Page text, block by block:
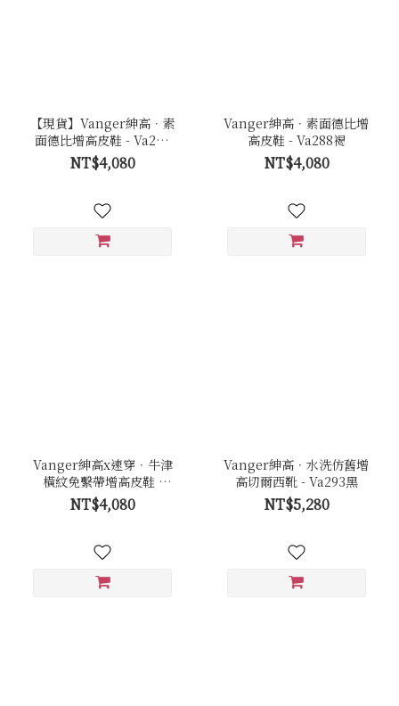
【現貨】Vanger紳高．素
面德比增高皮鞋 - Va288
黑
NT$4,080
Vanger紳高．素面德比增
高皮鞋 - Va288褐
NT$4,080
Vanger紳高x速穿．牛津
橫紋免繫帶增高皮鞋 -
Va289褐
NT$4,080
Vanger紳高．水洗仿舊增
高切爾西靴 - Va293黑
NT$5,280